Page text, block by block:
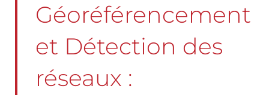
Géoréférencement
et Détection des
réseaux :